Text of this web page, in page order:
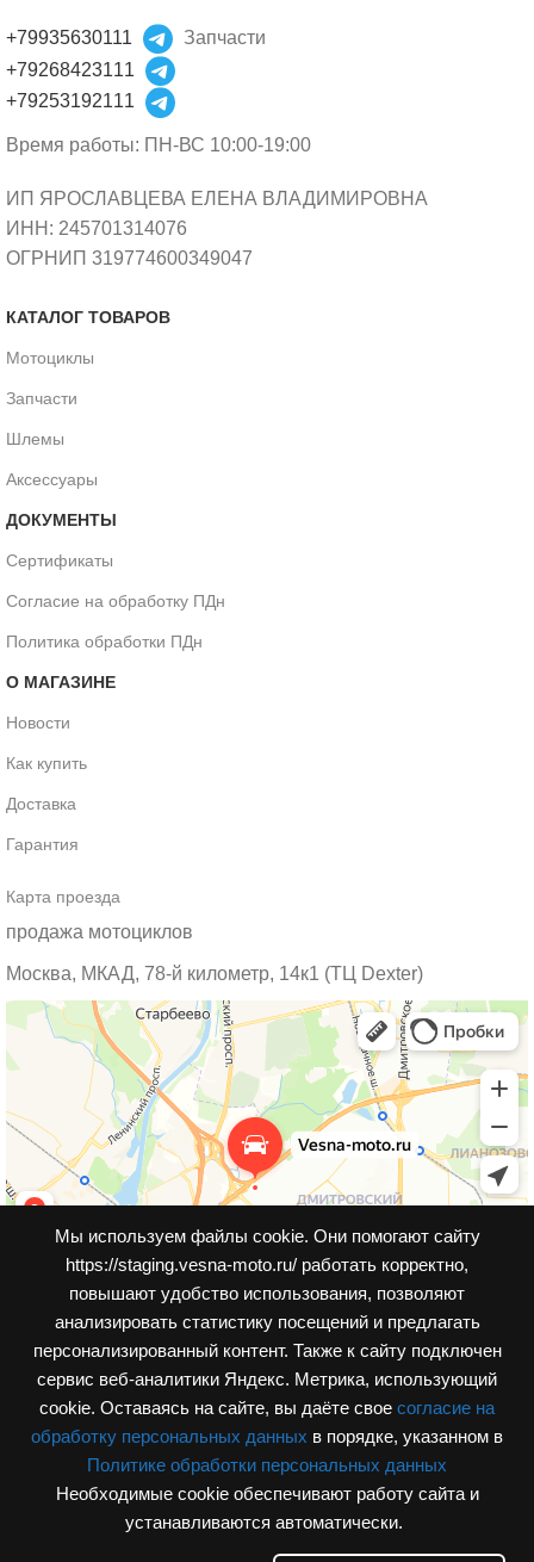
Мы используем файлы cookie. Они помогают сайту
https://staging.vesna-moto.ru/ работать корректно,
повышают удобство использования, позволяют
анализировать статистику посещений и предлагать
персонализированный контент. Также к cайту подключен
сервис веб-аналитики Яндекс. Метрика, использующий
cookie. Оставаясь на сайте, вы даёте свое согласие на
обработку персональных данных в порядке, указанном в
Политике обработки персональных данных
Необходимые cookie обеспечивают работу сайта и
устанавливаются автоматически.
+79935630111
Запчасти
+79268423111
+79253192111
Время работы: ПН-ВС 10:00-19:00
ИП ЯРОСЛАВЦЕВА ЕЛЕНА ВЛАДИМИРОВНА
ИНН: 245701314076
ОГРНИП 319774600349047
КАТАЛОГ ТОВАРОВ
Мотоциклы
Запчасти
Шлемы
Аксессуары
ДОКУМЕНТЫ
Сертификаты
Согласие на обработку ПДн
Политика обработки ПДн
О МАГАЗИНЕ
Новости
Как купить
Доставка
Гарантия
Карта проезда
продажа мотоциклов
Москва, МКАД, 78-й километр, 14к1 (ТЦ Dexter)